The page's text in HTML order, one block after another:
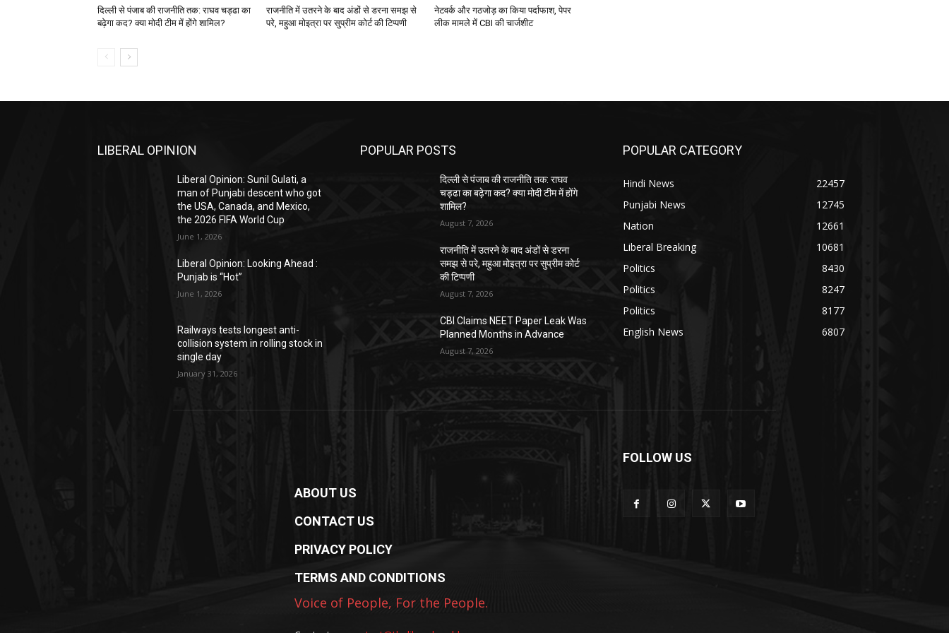
दिल्ली से पंजाब की राजनीति तक: राघव चड्ढा का
बढ़ेगा कद? क्या मोदी टीम में होंगे शामिल?
राजनीति में उतरने के बाद अंडों से डरना समझ से
परे, महुआ मोइत्रा पर सुप्रीम कोर्ट की टिप्पणी
नेटवर्क और गठजोड़ का किया पर्दाफाश, पेपर
लीक मामले में CBI की चार्जशीट
LIBERAL OPINION
Liberal Opinion: Sunil Gulati, a
man of Punjabi descent who got
the USA, Canada, and Mexico,
the 2026 FIFA World Cup
June 1, 2026
Liberal Opinion: Looking Ahead :
Punjab is “Hot”
June 1, 2026
Railways tests longest anti-
collision system in rolling stock in
single day
January 31, 2026
POPULAR POSTS
दिल्ली से पंजाब की राजनीति तक: राघव
चड्ढा का बढ़ेगा कद? क्या मोदी टीम में होंगे
शामिल?
August 7, 2026
राजनीति में उतरने के बाद अंडों से डरना
समझ से परे, महुआ मोइत्रा पर सुप्रीम कोर्ट
की टिप्पणी
August 7, 2026
CBI Claims NEET Paper Leak Was
Planned Months in Advance
August 7, 2026
POPULAR CATEGORY
Hindi News
22457
Punjabi News
12745
Nation
12661
Liberal Breaking
10681
Politics
8430
Politics
8247
Politics
8177
English News
6807
ABOUT US
CONTACT US
PRIVACY POLICY
TERMS AND CONDITIONS
Voice of People, For the People.
FOLLOW US